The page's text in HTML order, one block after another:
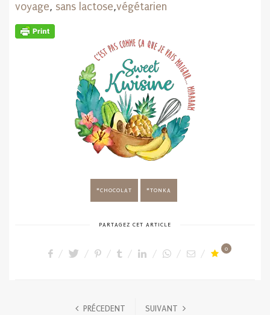
voyage, sans lactose,végétarien
CHOCOLAT TONKA
PARTAGEZ CET ARTICLE
0
PRÉCEDENT SUIVANT